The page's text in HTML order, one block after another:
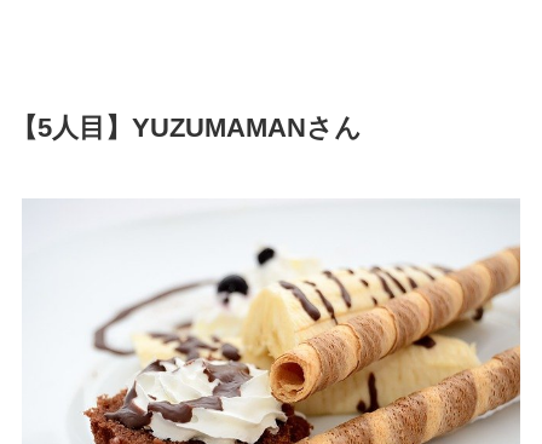
【5人目】YUZUMAMANさん